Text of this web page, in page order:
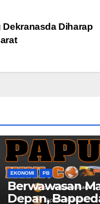
Diharap
EKONOMI PB
Berwawasan
Depan,